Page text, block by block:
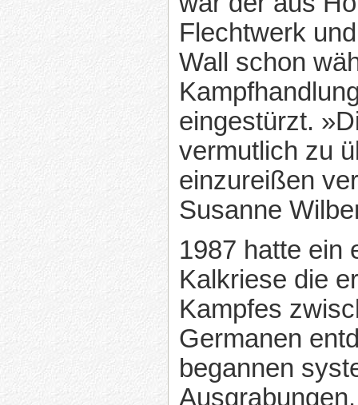
Flechtwerk
Wall schon
eingestürzt.
vermutlich zu
einzureißen
Susanne
1987 hatte ein
Kalkriese die
Kampfes
Germanen
begannen
Ausgrabungen.